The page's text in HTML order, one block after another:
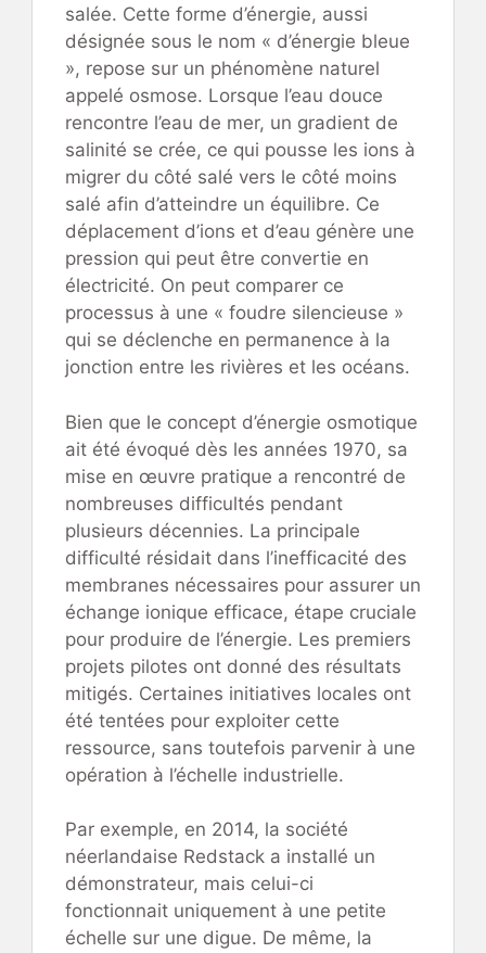
salée. Cette forme d’énergie, aussi
désignée sous le nom « d’énergie bleue
», repose sur un phénomène naturel
appelé osmose. Lorsque l’eau douce
rencontre l’eau de mer, un gradient de
salinité se crée, ce qui pousse les ions à
migrer du côté salé vers le côté moins
salé afin d’atteindre un équilibre. Ce
déplacement d’ions et d’eau génère une
pression qui peut être convertie en
électricité. On peut comparer ce
processus à une « foudre silencieuse »
qui se déclenche en permanence à la
jonction entre les rivières et les océans.
Bien que le concept d’énergie osmotique
ait été évoqué dès les années 1970, sa
mise en œuvre pratique a rencontré de
nombreuses difficultés pendant
plusieurs décennies. La principale
difficulté résidait dans l’inefficacité des
membranes nécessaires pour assurer un
échange ionique efficace, étape cruciale
pour produire de l’énergie. Les premiers
projets pilotes ont donné des résultats
mitigés. Certaines initiatives locales ont
été tentées pour exploiter cette
ressource, sans toutefois parvenir à une
opération à l’échelle industrielle.
Par exemple, en 2014, la société
néerlandaise Redstack a installé un
démonstrateur, mais celui-ci
fonctionnait uniquement à une petite
échelle sur une digue. De même, la